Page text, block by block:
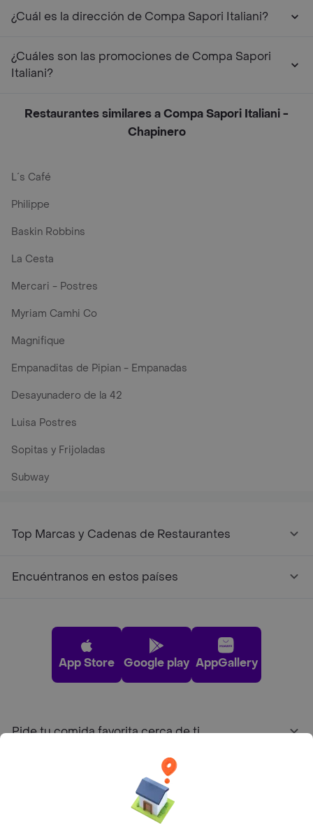
¿Cuál es la dirección de Compa Sapori Italiani?
¿Cuáles son las promociones de Compa Sapori
Italiani?
Restaurantes similares a Compa Sapori Italiani -
Chapinero
L´s Café
Philippe
Baskin Robbins
La Cesta
Mercari - Postres
Myriam Camhi Co
Magnifique
Empanaditas de Pipian - Empanadas
Desayunadero de la 42
Luisa Postres
Sopitas y Frijoladas
Subway
Top Marcas y Cadenas de Restaurantes
Encuéntranos en estos países
App Store Google play AppGallery
Pide tu comida favorita cerca de ti